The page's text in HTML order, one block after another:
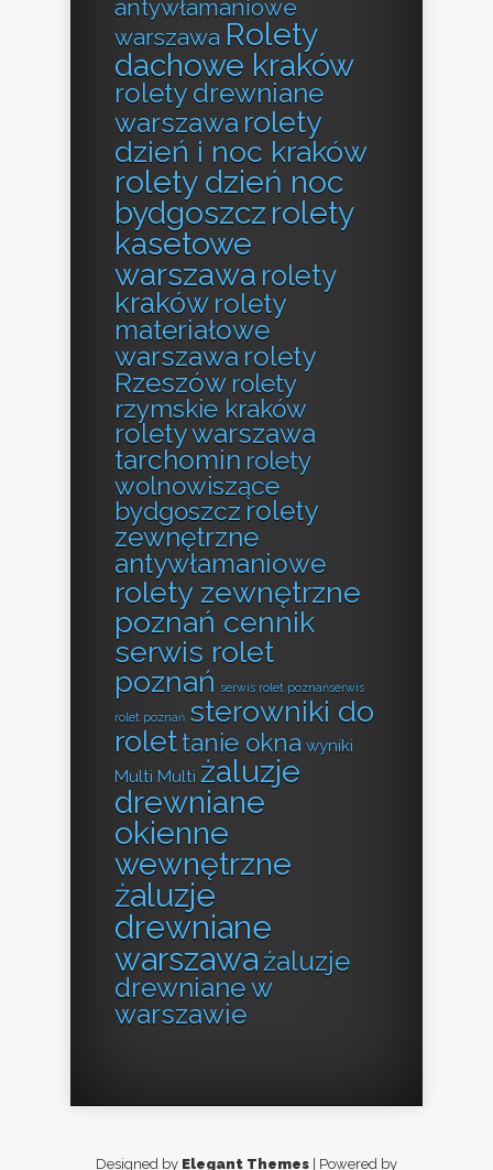
antywłamaniowe
warszawa Rolety
dachowe kraków
rolety drewniane
warszawa rolety
dzień i noc kraków
rolety dzień noc
bydgoszcz rolety
kasetowe
warszawa rolety
kraków rolety
materiałowe
warszawa rolety
Rzeszów rolety
rzymskie kraków
rolety warszawa
tarchomin rolety
wolnowiszące
bydgoszcz rolety
zewnętrzne
antywłamaniowe
rolety zewnętrzne
poznań cennik
serwis rolet
poznań serwis rolet poznańserwis
rolet poznań sterowniki do
rolettanie okna wyniki
Multi Multi żaluzje
drewniane
okienne
wewnętrzne
żaluzje
drewniane
warszaważaluzje
drewniane w
warszawie
Designed by Elegant Themes | Powered by